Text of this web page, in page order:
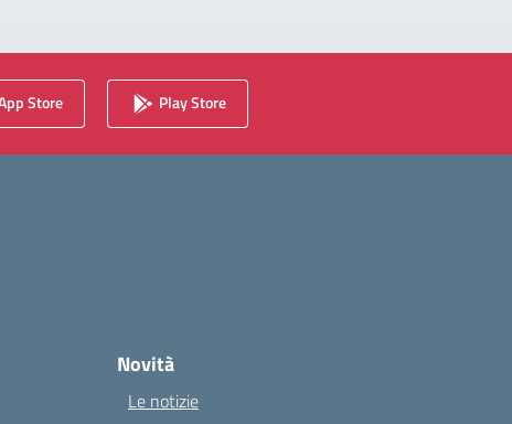
Store Play Store
Novità
Le notizie